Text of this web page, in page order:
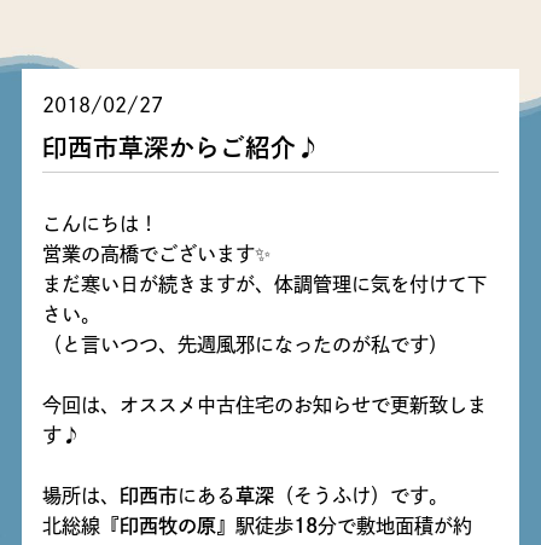
2018/02/27
印西市草深からご紹介♪
こんにちは！
営業の高橋でございます✨
まだ寒い日が続きますが、体調管理に気を付けて下
さい。
（と言いつつ、先週風邪になったのが私です）
今回は、オススメ中古住宅のお知らせで更新致しま
す♪
場所は、 印西市にある草深 （そうふけ）です。
北総線『印西牧の原 』駅徒歩18分で敷地面積が約